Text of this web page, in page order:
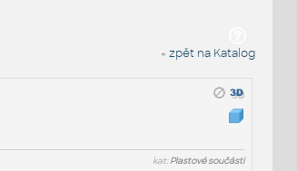
« zpět na Katalog
kat:Plastové součásti